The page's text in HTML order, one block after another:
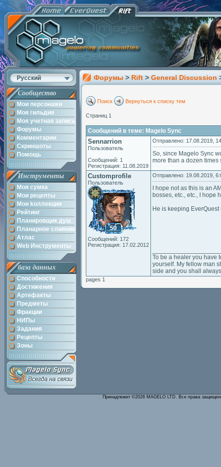
Русский
Сообщество
Мои персонажи
Моя гильдия
Моя учетная запись
Форумы
Комментарии
Скриншоты
Помощь
Инструменты
Моя сумка
Мои рецепты
Мои kоллекции
Рейтинг
Планировщик душ
Планарное слияние
Атлас
Web Инструменты
база данных
Способности
Достижения
Артефакты
Предметы
Фракции
НИПы
Задания
Рецепты
Зоны
Форумы > Rift > General Discussion
Поиск Вернуться к списку тем
Страниц 1
Сообщений в теме: Magelo Sync
Sennarrion
Пользователь
Сообщений: 1
Регистрация: 11.08.2019
Отправлено: 17.08.2019,
So, since Magelo Sync
more than a dozen
Customprofile
Пользователь
Сообщений: 172
Регистрация: 17.02.2012
Отправлено: 19.08.2019,
I hope not as this is an
bosses, etc., etc., I hope
He is keeping
To be a healer you have
yourself. My fellow man
side and you shall
pages 1
Принадлежит ©2026 MAGELO LTD. Все права